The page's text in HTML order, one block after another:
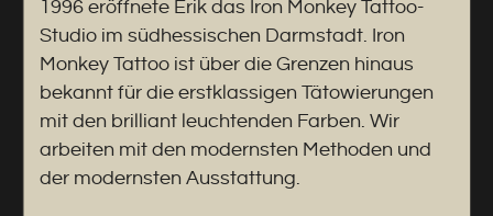
1996 eröffnete Erik das Iron Monkey Tattoo-
Studio im südhessischen Darmstadt. Iron
Monkey Tattoo ist über die Grenzen hinaus
bekannt für die erstklassigen Tätowierungen
mit den brilliant leuchtenden Farben. Wir
arbeiten mit den modernsten Methoden und
der modernsten Ausstattung.